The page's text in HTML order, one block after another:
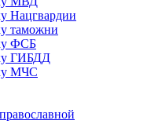
Нацгвардии
таможни
ФСБ
ГИБДД
МЧС